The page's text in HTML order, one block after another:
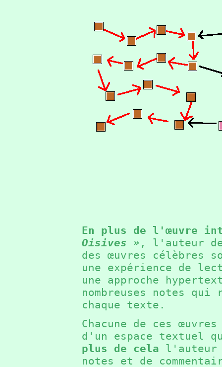
En plus de l'œuvre
Oisives » , l'auteur
des œuvres célèbres
une expérience de
une approche
nombreuses notes
chaque texte.
Chacune de ces
d'un espace textuel
plus de cela l'auteur
notes et de